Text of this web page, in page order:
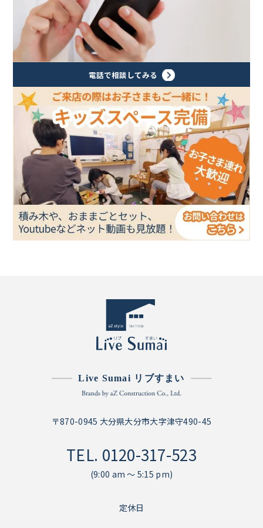
電話で相談してみる
Live Sumai リブすまい
〒870-0945 大分県大分市大字津守490-45
TEL. 0120-317-523
(9:00 am ～ 5:15 pm)
定休日